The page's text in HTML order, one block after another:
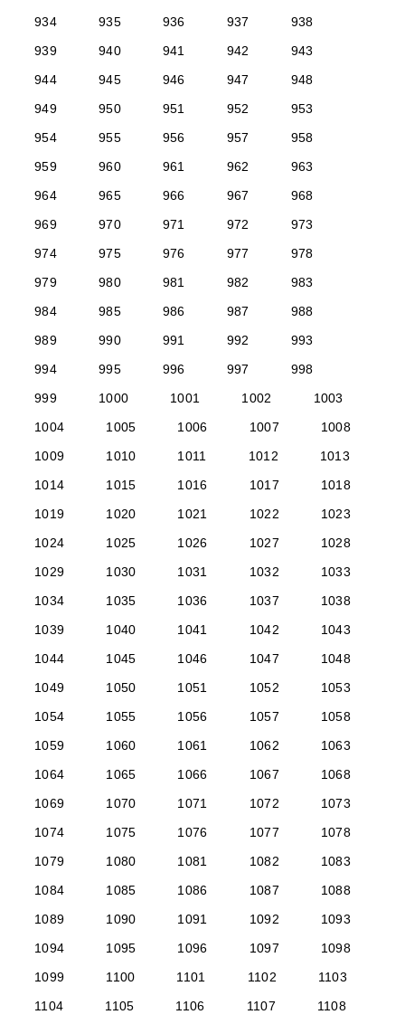
934 935 936 937
938
939
940 941 942
943
944
945 946 947
948
949
950 951 952
953
954
955 956 957
958
959
960 961 962
963
964
965 966 967
968
969
970 971 972
973
974
975 976 977
978
979
980 981 982
983
984
985 986 987
988
989
990 991 992
993
994
995 996 997
998
999
1000 1001 1002
1003
1004
1005 1006 1007
1008
1009
1010 1011 1012
1013
1014
1015 1016 1017
1018
1019
1020 1021 1022
1023
1024
1025 1026 1027
1028
1029
1030 1031 1032
1033
1034
1035 1036 1037
1038
1039
1040 1041 1042
1043
1044
1045 1046 1047
1048
1049
1050 1051 1052
1053
1054
1055 1056 1057
1058
1059
1060 1061 1062
1063
1064
1065 1066 1067
1068
1069
1070 1071 1072
1073
1074
1075 1076 1077
1078
1079
1080 1081 1082
1083
1084
1085 1086 1087
1088
1089
1090 1091 1092
1093
1094
1095 1096 1097
1098
1099
1100 1101 1102
1103
1104
1105 1106 1107
1108